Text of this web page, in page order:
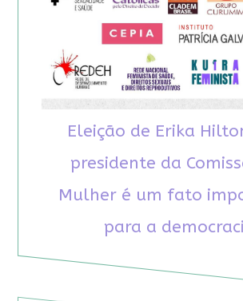
Eleição de Erika
presidente da
Mulher é um fato
para a